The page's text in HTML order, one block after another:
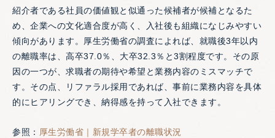
紹介者である社員の価値観と似通った候補者が候補となるた
め、企業への文化適合度が高く、入社後も組織になじみやすい
傾向があります。厚生労働省の調査によれば、就職後3年以内
の離職率は、高卒37.0％、大卒32.3％と3割程度です。その原
因の一つが、求職者の期待や希望と業務内容のミスマッチで
す。その点、リファラル採用であれば、事前に業務内容を具体
的にヒアリングでき、納得感を持って入社できます。
参照： 厚生労働省｜新規学卒者の離職状況